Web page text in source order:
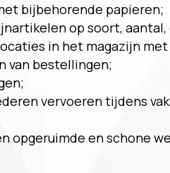
bijbehorende papieren;
op soort,
in het magazijn
van bestellingen;
vervoeren tijdens
opgeruimde en schone